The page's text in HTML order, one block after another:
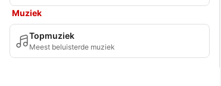
Muziek
Topmuziek
Meest beluisterde muziek